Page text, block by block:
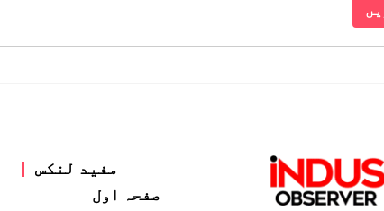
مفید لنکس
صفحہ اول